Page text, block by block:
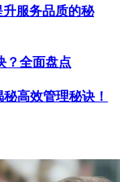
服务品质的秘
？全面盘点
高效管理秘诀！